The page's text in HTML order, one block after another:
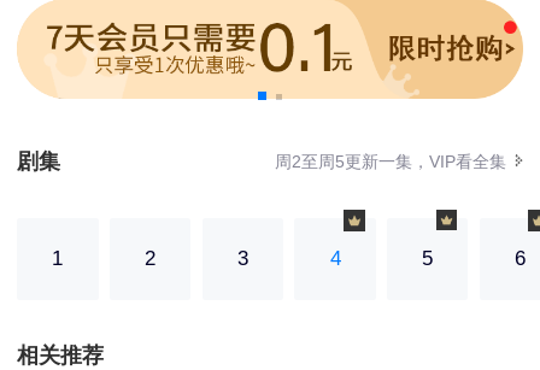
剧集 周2至周5更新一集，VIP看全集
1 2 3 4 5 6
相关推荐